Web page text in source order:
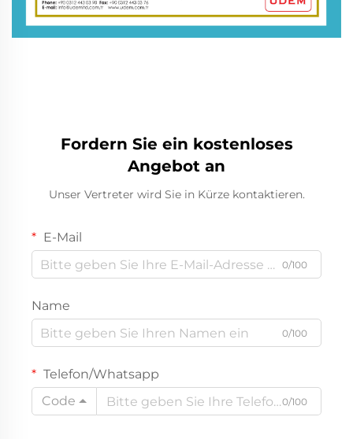
Fordern Sie ein kostenloses
Angebot an
Unser Vertreter wird Sie in Kürze kontaktieren.
E-Mail
0/100
Name
0/100
Telefon/Whatsapp
Code
0/100